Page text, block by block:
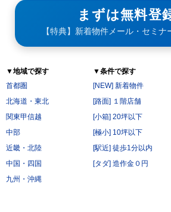
まずは無料登
【特典】新着物件メール・セミ
▼地域で探す
首都圏
北海道・東北
関東甲信越
中部
近畿・北陸
中国・四国
九州・沖縄
▼条件で探す
[NEW] 新着物件
[路面] １階店舗
[小箱] 20坪以下
[極小] 10坪以下
[駅近] 徒歩1分以内
[タダ] 造作金０円